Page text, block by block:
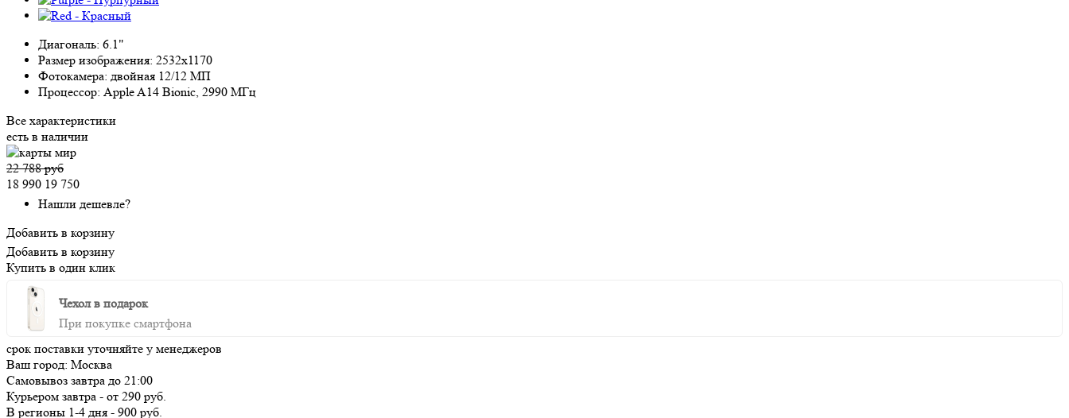
Диагональ: 6.1"
Размер изображения: 2532x1170
Фотокамера: двойная 12/12 МП
Процессор: Apple A14 Bionic, 2990 МГц
Все характеристики
есть в наличии
22 788 руб
18 990 19 750
Нашли дешевле?
Добавить в корзину
Добавить в корзину
Купить в один клик
Чехол в подарок
При покупке смартфона
срок поставки уточняйте у менеджеров
Ваш город: Москва
Самовывоз завтра до 21:00
Курьером завтра - от 290 руб.
В регионы 1-4 дня - 900 руб.